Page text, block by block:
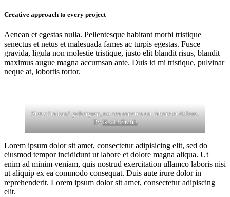
Creative approach to every project
Aenean et egestas nulla. Pellentesque habitant morbi tristique
senectus et netus et malesuada fames ac turpis egestas. Fusce
gravida, ligula non molestie tristique, justo elit blandit risus, blandit
maximus augue magna accumsan ante. Duis id mi tristique, pulvinar
neque at, lobortis tortor.
Stet clita kasd gubergren, no sea sanctus est labore et dolore.
ByKevin Smith
Lorem ipsum dolor sit amet, consectetur adipisicing elit, sed do
eiusmod tempor incididunt ut labore et dolore magna aliqua. Ut
enim ad minim veniam, quis nostrud exercitation ullamco laboris nisi
ut aliquip ex ea commodo consequat. Duis aute irure dolor in
reprehenderit. Lorem ipsum dolor sit amet, consectetur adipiscing
elit.